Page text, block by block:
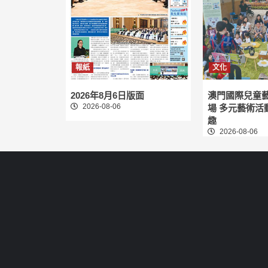
報紙
2026年8月6日版面
2026-08-06
文化
澳門國際兒童
場 多元藝術活
趣
2026-08-06